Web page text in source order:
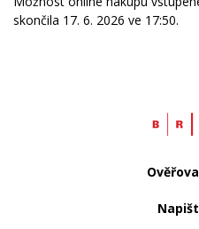
skončila 17. 6. 2026 ve 17:50.